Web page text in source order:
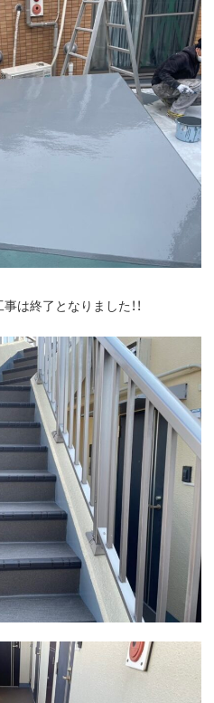
は終了となりました！！